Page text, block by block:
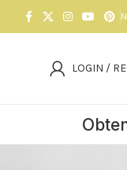
LOGIN /